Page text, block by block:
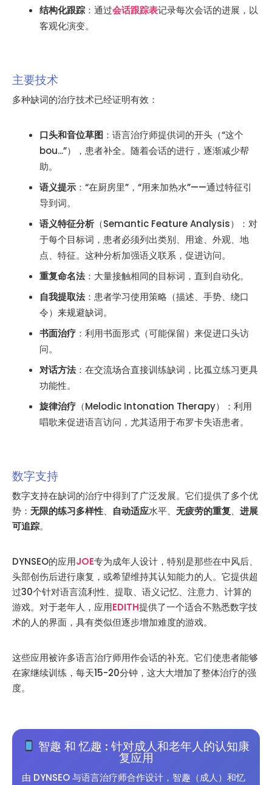
结构化跟踪 ：通过会话跟踪表记录每次会话的进展，以
客观化演变。
主要技术
多种缺词的治疗技术已经证明有效：
口头和音位草图 ：语言治疗师提供词的开头（“这个
bou...”），患者补全。随着会话的进行，逐渐减少帮
助。
语义提示 ：“在厨房里”，“用来加热水”——通过特征引
导到词。
语义特征分析 （Semantic Feature Analysis）：对
于每个目标词，患者必须列出类别、用途、外观、地
点、特征。这种分析加强语义联系，促进访问。
重复命名法：大量接触相同的目标词，直到自动化。
自我提取法：患者学习使用策略（描述、手势、绕口
令）来规避缺词。
书面治疗 ：利用书面形式（可能保留）来促进口头访
问。
对话方法：在交流场合直接训练缺词，比孤立练习更具
功能性。
旋律治疗 （Melodic Intonation Therapy）：利用
唱歌来促进语言访问，尤其适用于布罗卡失语患者。
数字支持
数字支持在缺词的治疗中得到了广泛发展。它们提供了多个优
势： 无限的练习多样性、 自动适应水平、 无疲劳的重复、 进展
可追踪。
DYNSEO的应用JOE专为成年人设计，特别是那些在中风后、
头部创伤后进行康复，或希望维持其认知能力的人。它提供超
过30个针对语言流利性、提取、语义记忆、注意力、计算的
游戏。对于老年人，应用EDITH提供了一个适合不熟悉数字技
术的人的界面，具有类似但逐步增加难度的游戏。
这些应用被许多语言治疗师用作会话的补充。它们使患者能够
在家继续训练，每天15-20分钟，这大大增加了整体治疗的强
度。
智趣 和 忆趣 : 针对成人和老年人的认知康
复应用
由 DYNSEO 与语言治疗师合作设计，智趣（成人）和忆